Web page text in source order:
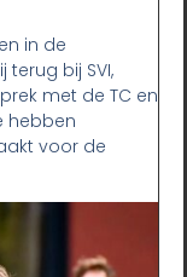
in de
terug bij SVI,
met de TC en
hebben
voor de